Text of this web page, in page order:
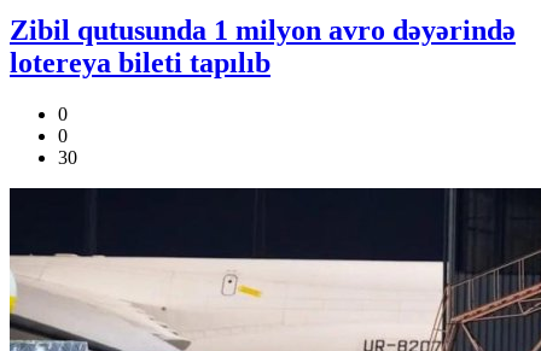
Zibil qutusunda 1 milyon avro dəyərində
lotereya bileti tapılıb
0
0
30